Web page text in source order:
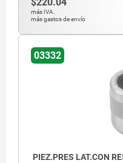
más IVA.
más gastos de envío
03332
PIEZ.PRES LAT.CON